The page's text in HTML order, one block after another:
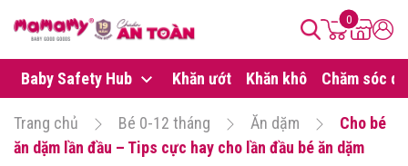
0
Baby Safety Hub Khăn ướt Khăn khô Chăm sóc da
Trang chủ Bé 0-12 tháng Ăn dặm
Cho bé
ăn dặm lần đầu – Tips cực hay cho lần đầu bé ăn dặm